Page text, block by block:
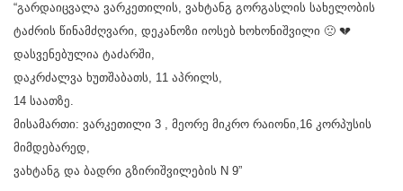
“გარდაიცვალა ვარკეთილის, ვახტანგ გორგასლის სახელობის
ტაძრის წინამძღვარი, დეკანოზი იოსებ ხოხონიშვილი 🙁 💔
დასვენებულია ტაძარში,
დაკრძალვა ხუთშაბათს, 11 აპრილს,
14 საათზე.
მისამართი: ვარკეთილი 3 , მეორე მიკრო რაიონი,16 კორპუსის
მიმდებარედ,
ვახტანგ და ბადრი გზირიშვილების N 9”